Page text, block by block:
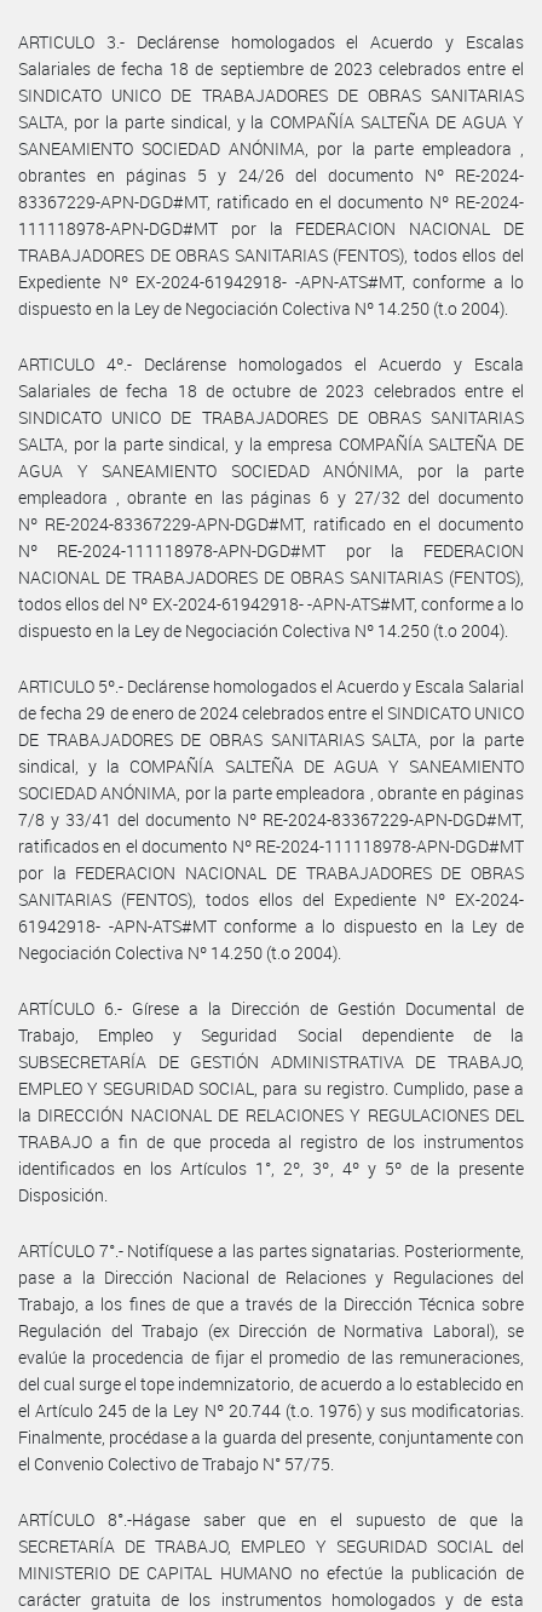
ARTICULO 3.- Declárense homologados el Acuerdo y Escalas
Salariales de fecha 18 de septiembre de 2023 celebrados entre el
SINDICATO UNICO DE TRABAJADORES DE OBRAS SANITARIAS
SALTA, por la parte sindical, y la COMPAÑÍA SALTEÑA DE AGUA Y
SANEAMIENTO SOCIEDAD ANÓNIMA, por la parte empleadora ,
obrantes en páginas 5 y 24/26 del documento Nº RE-2024-
83367229-APN-DGD#MT, ratificado en el documento Nº RE-2024-
111118978-APN-DGD#MT por la FEDERACION NACIONAL DE
TRABAJADORES DE OBRAS SANITARIAS (FENTOS), todos ellos del
Expediente Nº EX-2024-61942918- -APN-ATS#MT, conforme a lo
dispuesto en la Ley de Negociación Colectiva Nº 14.250 (t.o 2004).
ARTICULO 4º.- Declárense homologados el Acuerdo y Escala
Salariales de fecha 18 de octubre de 2023 celebrados entre el
SINDICATO UNICO DE TRABAJADORES DE OBRAS SANITARIAS
SALTA, por la parte sindical, y la empresa COMPAÑÍA SALTEÑA DE
AGUA Y SANEAMIENTO SOCIEDAD ANÓNIMA, por la parte
empleadora , obrante en las páginas 6 y 27/32 del documento
Nº RE-2024-83367229-APN-DGD#MT, ratificado en el documento
Nº RE-2024-111118978-APN-DGD#MT por la FEDERACION
NACIONAL DE TRABAJADORES DE OBRAS SANITARIAS (FENTOS),
todos ellos del Nº EX-2024-61942918- -APN-ATS#MT, conforme a lo
dispuesto en la Ley de Negociación Colectiva Nº 14.250 (t.o 2004).
ARTICULO 5º.- Declárense homologados el Acuerdo y Escala Salarial
de fecha 29 de enero de 2024 celebrados entre el SINDICATO UNICO
DE TRABAJADORES DE OBRAS SANITARIAS SALTA, por la parte
sindical, y la COMPAÑÍA SALTEÑA DE AGUA Y SANEAMIENTO
SOCIEDAD ANÓNIMA, por la parte empleadora , obrante en páginas
7/8 y 33/41 del documento Nº RE-2024-83367229-APN-DGD#MT,
ratificados en el documento Nº RE-2024-111118978-APN-DGD#MT
por la FEDERACION NACIONAL DE TRABAJADORES DE OBRAS
SANITARIAS (FENTOS), todos ellos del Expediente Nº EX-2024-
61942918- -APN-ATS#MT conforme a lo dispuesto en la Ley de
Negociación Colectiva Nº 14.250 (t.o 2004).
ARTÍCULO 6.- Gírese a la Dirección de Gestión Documental de
Trabajo, Empleo y Seguridad Social dependiente de la
SUBSECRETARÍA DE GESTIÓN ADMINISTRATIVA DE TRABAJO,
EMPLEO Y SEGURIDAD SOCIAL, para su registro. Cumplido, pase a
la DIRECCIÓN NACIONAL DE RELACIONES Y REGULACIONES DEL
TRABAJO a fin de que proceda al registro de los instrumentos
identificados en los Artículos 1°, 2º, 3º, 4º y 5º de la presente
Disposición.
ARTÍCULO 7°.- Notifíquese a las partes signatarias. Posteriormente,
pase a la Dirección Nacional de Relaciones y Regulaciones del
Trabajo, a los fines de que a través de la Dirección Técnica sobre
Regulación del Trabajo (ex Dirección de Normativa Laboral), se
evalúe la procedencia de fijar el promedio de las remuneraciones,
del cual surge el tope indemnizatorio, de acuerdo a lo establecido en
el Artículo 245 de la Ley Nº 20.744 (t.o. 1976) y sus modificatorias.
Finalmente, procédase a la guarda del presente, conjuntamente con
el Convenio Colectivo de Trabajo N° 57/75.
ARTÍCULO 8°.-Hágase saber que en el supuesto de que la
SECRETARÍA DE TRABAJO, EMPLEO Y SEGURIDAD SOCIAL del
MINISTERIO DE CAPITAL HUMANO no efectúe la publicación de
carácter gratuita de los instrumentos homologados y de esta